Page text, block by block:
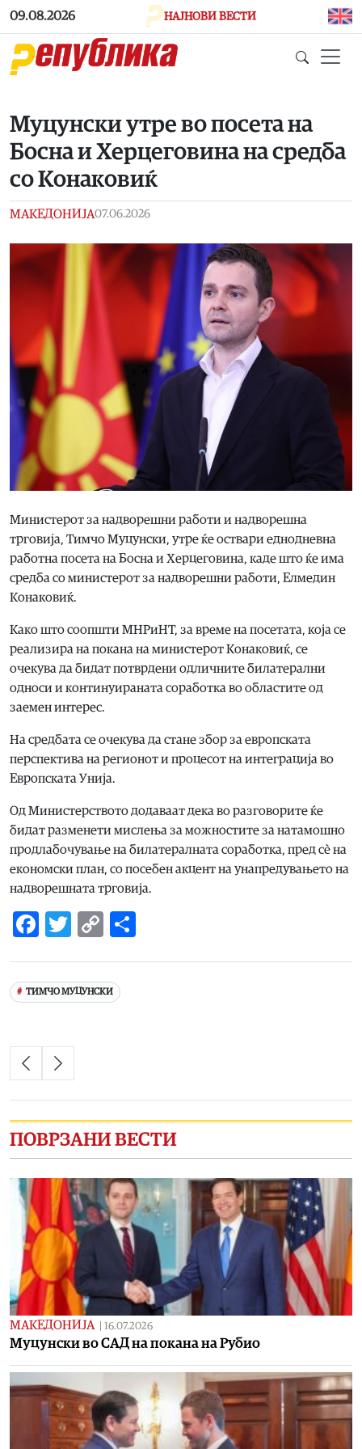
Skip to main content
09.08.2026 НАЈНОВИ ВЕСТИ
Муцунски утре во посета на
Босна и Херцеговина на средба
со Конаковиќ
МАКЕДОНИЈА07.06.2026
Министерот за надворешни работи и надворешна
трговија, Тимчо Муцунски, утре ќе оствари еднодневна
работна посета на Босна и Херцеговина, каде што ќе има
средба со министерот за надворешни работи, Елмедин
Конаковиќ.
Како што соопшти МНРиНТ, за време на посетата, која се
реализира на покана на министерот Конаковиќ, се
очекува да бидат потврдени одличните билатерални
односи и континуираната соработка во областите од
заемен интерес.
На средбата се очекува да стане збор за европската
перспектива на регионот и процесот на интеграција во
Европската Унија.
Од Министерството додаваат дека во разговорите ќе
бидат разменети мислења за можностите за натамошно
продлабочување на билатералната соработка, пред сè на
економски план, со посебен акцент на унапредувањето на
надворешната трговија.
Facebook
Twitter
Copy
ТИМЧО МУЦУНСКИ
ПОВРЗАНИ ВЕСТИ
МАКЕДОНИЈА | 16.07.2026
Mуцунски во САД на покана на Рубио